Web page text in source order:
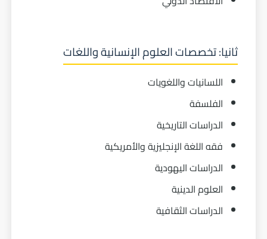
ثانيا: تخصصات العلوم الإنسانية واللغات
اللسانيات واللغويات
الفلسفة
الدراسات التاريخية
فقه اللغة الإنجليزية والأمريكية
الدراسات اليهودية
العلوم الدينية
الدراسات الثقافية